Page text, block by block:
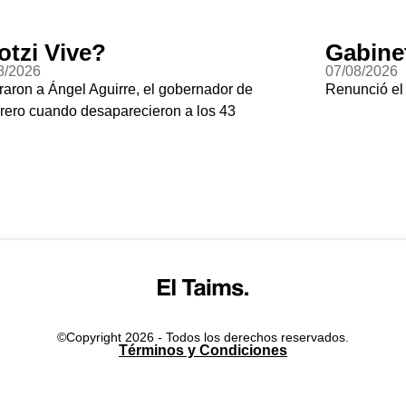
Vive?
a Ángel Aguirre, el gobernador de
cuando desaparecieron a los 43
07/08/2026
Renunció el
©Copyright 2026 - Todos los derechos reservados.
Términos y Condiciones